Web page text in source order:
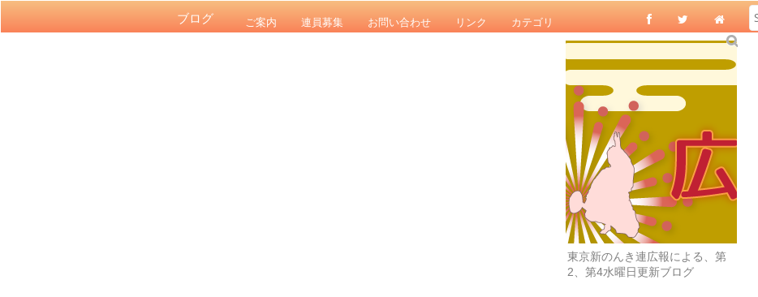
ブログ ご案内 連員募集 お問い合わせ リンク カテゴリ
S
u
b
m
東京新のんき連広報による、第
2、第4水曜日更新ブログ